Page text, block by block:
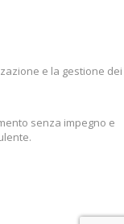
e la gestione dei
senza impegno e